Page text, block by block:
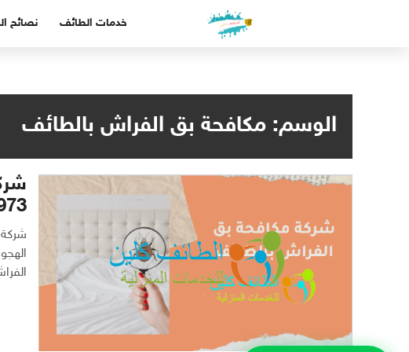
خدمات الطائف نصائح
الوسم: مكافحة بق الفراش بالطائف